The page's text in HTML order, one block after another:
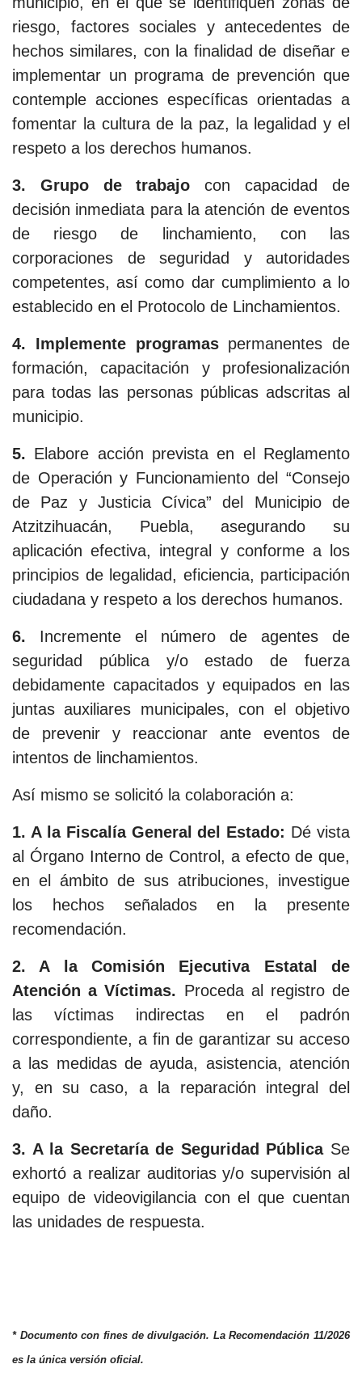
riesgo, factores sociales y antecedentes de
hechos similares, con la finalidad de diseñar e
implementar un programa de prevención que
contemple acciones específicas orientadas a
fomentar la cultura de la paz, la legalidad y el
respeto a los derechos humanos.
3. Grupo de trabajo con capacidad de
decisión inmediata para la atención de eventos
de riesgo de linchamiento, con las
corporaciones de seguridad y autoridades
competentes, así como dar cumplimiento a lo
establecido en el Protocolo de Linchamientos.
4. Implemente programaspermanentes de
formación, capacitación y profesionalización
para todas las personas públicas adscritas al
municipio.
5. Elabore acción prevista en el Reglamento
de Operación y Funcionamiento del “Consejo
de Paz y Justicia Cívica” del Municipio de
Atzitzihuacán, Puebla, asegurando su
aplicación efectiva, integral y conforme a los
principios de legalidad, eficiencia, participación
ciudadana y respeto a los derechos humanos.
6. Incremente el número de agentes de
seguridad pública y/o estado de fuerza
debidamente capacitados y equipados en las
juntas auxiliares municipales, con el objetivo
de prevenir y reaccionar ante eventos de
intentos de linchamientos.
Así mismo se solicitó la colaboración a:
1. A la Fiscalía General del Estado: Dé vista
al Órgano Interno de Control, a efecto de que,
en el ámbito de sus atribuciones, investigue
los hechos señalados en la presente
recomendación.
2. A la Comisión Ejecutiva Estatal de
Atención a Víctimas. Proceda al registro de
las víctimas indirectas en el padrón
correspondiente, a fin de garantizar su acceso
a las medidas de ayuda, asistencia, atención
y, en su caso, a la reparación integral del
daño.
3. A la Secretaría de Seguridad PúblicaSe
exhortó a realizar auditorias y/o supervisión al
equipo de videovigilancia con el que cuentan
las unidades de respuesta.
* Documento con fines de divulgación. La Recomendación 11/2026
es la única versión oficial.